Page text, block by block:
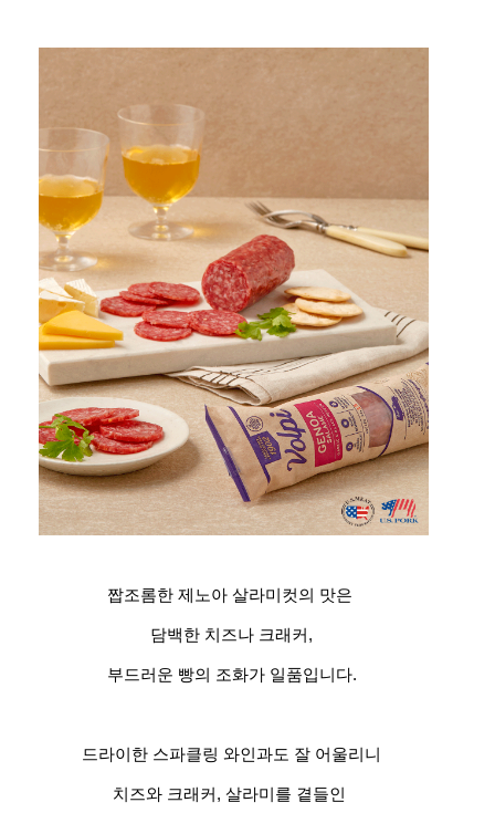
짭조롬한 제노아 살라미컷의 맛은
담백한 치즈나 크래커,
부드러운 빵의 조화가 일품입니다.
드라이한 스파클링 와인과도 잘 어울리니
치즈와 크래커, 살라미를 곁들인